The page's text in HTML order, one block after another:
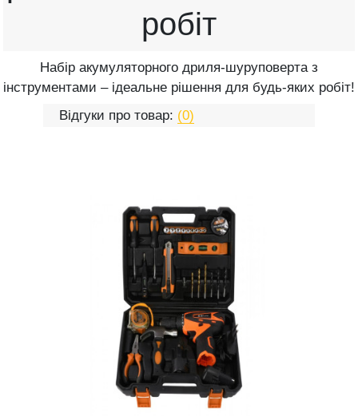
робіт
Набір акумуляторного дриля-шуруповерта з
інструментами – ідеальне рішення для будь-яких робіт!
Відгуки про товар: (0)